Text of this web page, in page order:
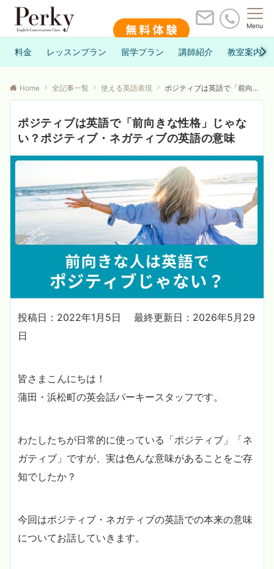
Menu
料金 レッスンプラン 留学プラン 講師紹介 教室案内
Home 全記事一覧 使える英語表現 ポジティブは英語で「前向きな性格」じゃない？ポジティブ・ネガティブの英語の意味
ポジティブは英語で「前向きな性格」じゃな
い？ポジティブ・ネガティブの英語の意味
投稿日：2022年1月5日
最終更新日：2026年5月29
日
皆さまこんにちは！
蒲田・浜松町の英会話パーキースタッフです。
わたしたちが日常的に使っている「ポジティブ」「ネ
ガティブ」ですが、実は色んな意味があることをご存
知でしたか？
今回はポジティブ・ネガティブの英語での本来の意味
についてお話していきます。